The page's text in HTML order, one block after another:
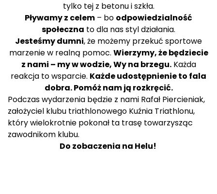
tylko tej z betonu i szkła.
Pływamy z celem – bo odpowiedzialność
społeczna to dla nas styl działania.
Jesteśmy dumni, że możemy przekuć sportowe
marzenie w realną pomoc. Wierzymy, że będziecie
z nami – my w wodzie, Wy na brzegu.Każda
reakcja to wsparcie. Każde udostępnienie to fala
dobra. Pomóż nam ją rozkręcić.
Podczas wydarzenia będzie z nami Rafał Piercieniak,
założyciel klubu triathlonowego Kuźnia Triathlonu,
który wielokrotnie pokonał ta trasę towarzysząc
zawodnikom klubu.
Do zobaczenia na Helu!